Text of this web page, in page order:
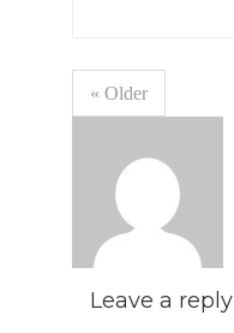
« Older
Leave a reply